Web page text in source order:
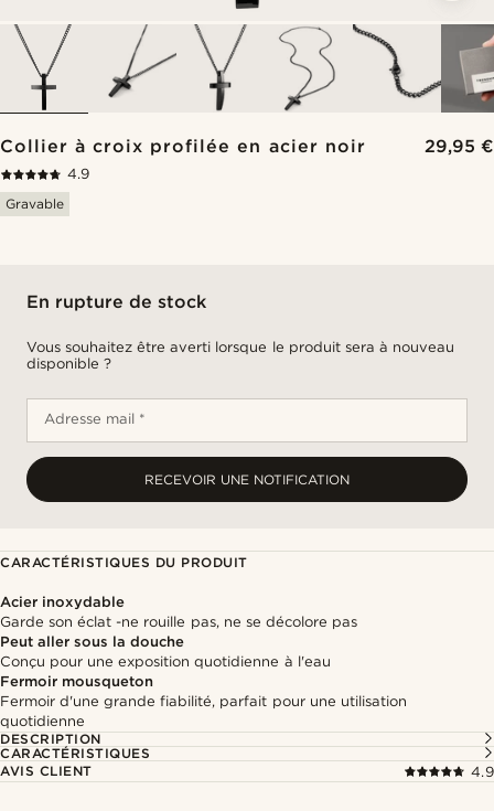
Collier à croix profilée en acier noir 29,95 €
4.9
Gravable
En rupture de stock
Vous souhaitez être averti lorsque le produit sera à nouveau
disponible ?
Adresse mail *
RECEVOIR UNE NOTIFICATION
CARACTÉRISTIQUES DU PRODUIT
Acier inoxydable
Garde son éclat -ne rouille pas, ne se décolore pas
Peut aller sous la douche
Conçu pour une exposition quotidienne à l'eau
Fermoir mousqueton
Fermoir d'une grande fiabilité, parfait pour une utilisation
quotidienne
DESCRIPTION
CARACTÉRISTIQUES
AVIS CLIENT
4.9